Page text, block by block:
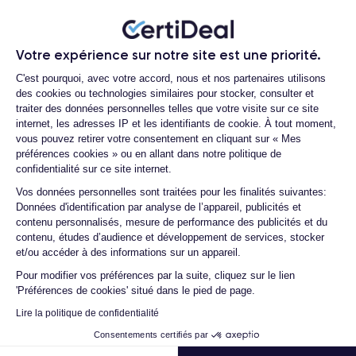
Votre expérience sur notre site est une priorité.
Plateforme de Gestion du
C'est pourquoi, avec votre accord, nous et nos partenaires utilisons
des cookies ou technologies similaires pour stocker, consulter et
traiter des données personnelles telles que votre visite sur ce site
internet, les adresses IP et les identifiants de cookie. À tout moment,
vous pouvez retirer votre consentement en cliquant sur « Mes
préférences cookies » ou en allant dans notre politique de
confidentialité sur ce site internet.
Vos données personnelles sont traitées pour les finalités suivantes:
Données d'identification par analyse de l’appareil, publicités et
contenu personnalisés, mesure de performance des publicités et du
contenu, études d’audience et développement de services, stocker
et/ou accéder à des informations sur un appareil.
Pour modifier vos préférences par la suite, cliquez sur le lien
'Préférences de cookies' situé dans le pied de page.
Lire la politique de confidentialité
Consentements certifiés par
Axeptio consent
outre, l'iPhone 12 prend en charge la technologie
connexion internet plus rapide et plus stable.
L'appareil peut être mis à jour avec la dernière version d'iOS
qui offre de nouvelles fonctionnalités telles que les widgets
personnalisables sur l'écran d'accueil, l'App Library et le mode
App Clips. L'iPhone 12est également certifiéIP68, ce qui
signifie qu'il est résistant à l'eau pendant 30 minutes.
Si vous souhaitez découvrir tous les détails des
caractéristiques de ce smartphone, consulté lafiche technique
de l'iPhone 12.
Caractéristiques physiques de l'iPhone
12
est un excellent appareil haut de
Quelles sont les options disponibles sur
les batteries ?
Quelle est la différence entre un
iPhone 12 d'occasion et un iPhone 12
reconditionné ?
Proposez-vous une assurance en cas
de casse due à des chocs ou à des
chutes ?
Quels sont les accessoires inclus dans
la commande ?
Quelles garanties offrez-vous sur vos
produits ?
Quels sont vos modes de paiement ?
Est-il possible de payer l'iPhone 12 en
plusieurs fois ?
Que se passe-t-il après avoir passé la
commande ?